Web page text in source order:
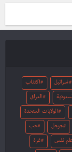
اسرائيل اكتئاب
العراق
الولايات المتحدة
جوجل حب
نفس غزة